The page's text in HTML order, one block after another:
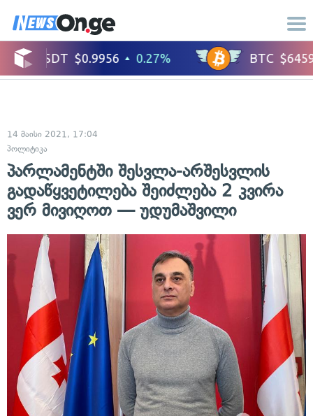
14 მაისი 2021, 17:04
პოლიტიკა
პარლამენტში შესვლა-არშესვლის
გადაწყვეტილება შეიძლება 2 კვირა
ვერ მივიღოთ — უდუმაშვილი